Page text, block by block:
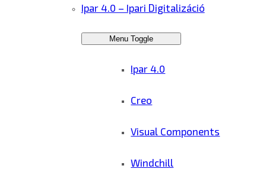
Ipar 4.0 – Ipari Digitalizáció
Menu Toggle
Ipar 4.0
Creo
Visual Components
Windchill